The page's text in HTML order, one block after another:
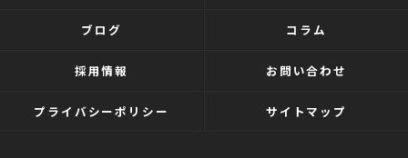
ブログ コラム
採用情報 お問い合わせ
プライバシーポリシー サイトマップ